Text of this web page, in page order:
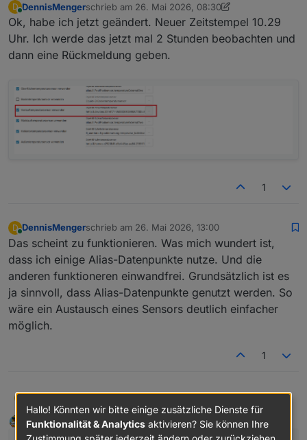
D
Online
DennisMengerschrieb am 26. Mai 2026, 08:30
zuletzt editiert von DennisMenger
Ok, habe ich jetzt geändert. Neuer Zeitstempel 10.29
Uhr. Ich werde das jetzt mal 2 Stunden beobachten und
dann eine Rückmeldung geben.
1
D
Online
DennisMengerschrieb am 26. Mai 2026, 13:00
zuletzt editiert von
Das scheint zu funktionieren. Was mich wundert ist,
dass ich einige Alias-Datenpunkte nutze. Und die
anderen funktioneren einwandfrei. Grundsätzlich ist es
ja sinnvoll, dass Alias-Datenpunkte genutzt werden. So
wäre ein Austausch eines Sensors deutlich einfacher
möglich.
1
D
wundert ist, dass ich einige Alias-Datenpunkte
nutze. Und die anderen funktioneren
einwandfrei. Grundsätzlich ist es ja sinnvoll,
Offline
DasBo1975 DEVELOPER schrieb am26. Mai 2026, 13:21
zuletzt editiert von
Hallo! Könnten wir bitte einige zusätzliche Dienste für
Funktionalität & Analytics aktivieren? Sie können Ihre